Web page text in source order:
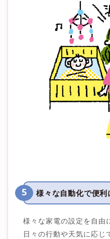
5 様々な自動化で便利
様々な家電の設定を自由
日々の行動や天気に応じ